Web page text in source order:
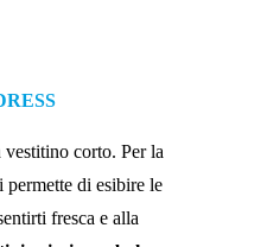
corto. Per la
permette di esibire le
fresca e alla